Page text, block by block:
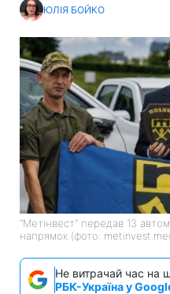
ЮЛІЯ БОЙКО
"Метінвест" передав 13
напрямок (фото:
Не витрачай час на
РБК-Україна у